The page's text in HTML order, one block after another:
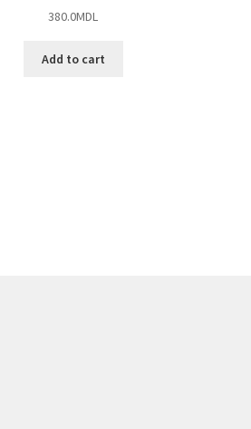
380.0MDL
Add to cart